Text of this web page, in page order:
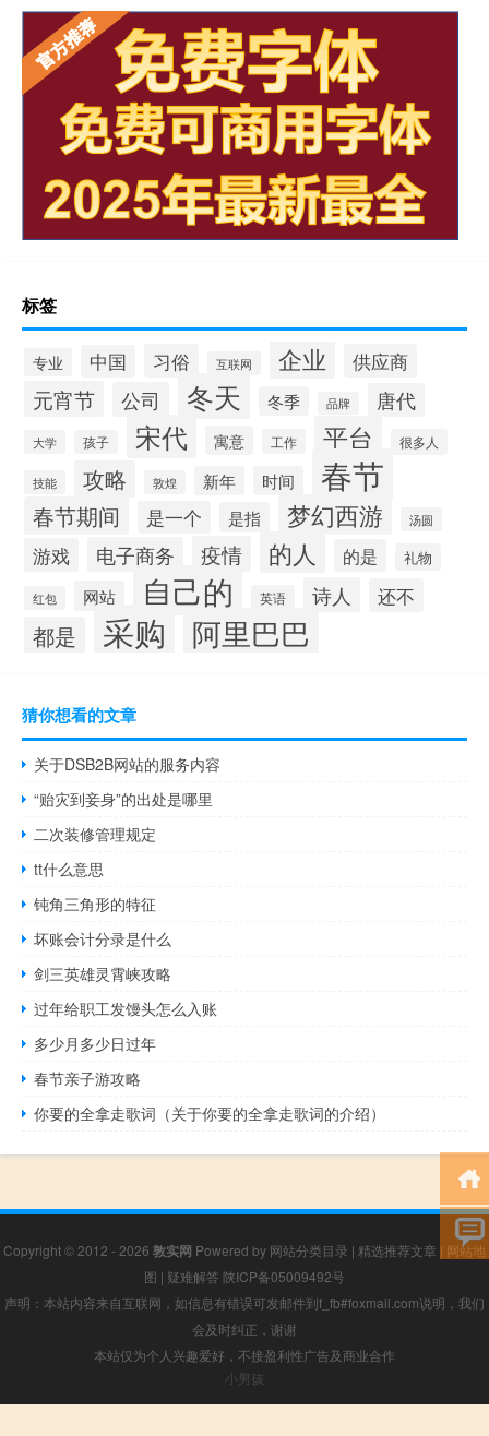
标签
专业 中国 习俗 互联网 企业 供应商
元宵节 公司 冬天 冬季 品牌 唐代
大学 孩子 宋代 寓意 工作 平台 很多人
技能 攻略 敦煌 新年 时间 春节
春节期间 是一个 是指 梦幻西游 汤圆
游戏 电子商务 疫情 的人 的是 礼物
红包 网站 自己的 英语 诗人 还不
都是 采购 阿里巴巴
猜你想看的文章
关于DSB2B网站的服务内容
“贻灾到妾身”的出处是哪里
二次装修管理规定
tt什么意思
钝角三角形的特征
坏账会计分录是什么
剑三英雄灵霄峡攻略
过年给职工发馒头怎么入账
多少月多少日过年
春节亲子游攻略
你要的全拿走歌词（关于你要的全拿走歌词的介绍）
Copyright © 2012 - 2026 敦实网 Powered by 网站分类目录 | 精选推荐文章 | 网站地
图 | 疑难解答 陕ICP备05009492号
声明：本站内容来自互联网，如信息有错误可发邮件到f_fb#foxmail.com说明，我们
会及时纠正，谢谢
本站仅为个人兴趣爱好，不接盈利性广告及商业合作
小男孩